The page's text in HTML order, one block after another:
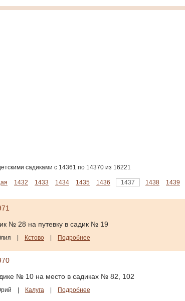
садиками с 14361 по 14370 из 16221
1432 1433 1434 1435 1436 1437 1438 1439
№ 28 на путевку в садик № 19
Кстово Подробнее
№ 10 на место в садиках № 82, 102
Калуга Подробнее